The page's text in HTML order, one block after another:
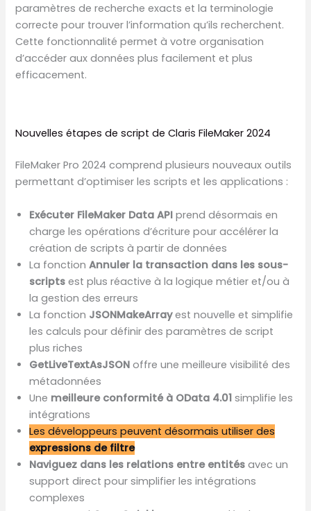
paramètres de recherche exacts et la terminologie
correcte pour trouver l’information qu’ils recherchent.
Cette fonctionnalité permet à votre organisation
d’accéder aux données plus facilement et plus
efficacement.
Nouvelles étapes de script de Claris FileMaker 2024
FileMaker Pro 2024 comprend plusieurs nouveaux outils
permettant d’optimiser les scripts et les applications :
Exécuter FileMaker Data API prend désormais en
charge les opérations d’écriture pour accélérer la
création de scripts à partir de données
La fonctionAnnuler la transaction dans les sous-
scripts est plus réactive à la logique métier et/ou à
la gestion des erreurs
La fonction JSONMakeArrayest nouvelle et simplifie
les calculs pour définir des paramètres de script
plus riches
GetLiveTextAsJSON offre une meilleure visibilité des
métadonnées
Une meilleure conformité à OData 4.01 simplifie les
intégrations
Les développeurs peuvent désormais utiliser des
expressions de filtre
Naviguez dans les relations entre entités avec un
support direct pour simplifier les intégrations
complexes